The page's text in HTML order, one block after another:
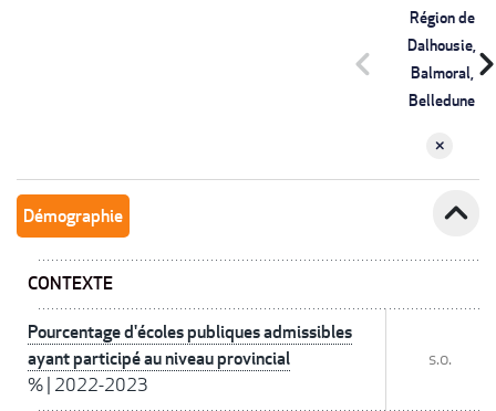
Région de
Dalhousie,
Balmoral,
Belledune
chevron_left
Démographie expand_less
CONTEXTE
Pourcentage d'écoles publiques admissibles
ayant participé au niveau provincial
% 2022-2023
s.o.